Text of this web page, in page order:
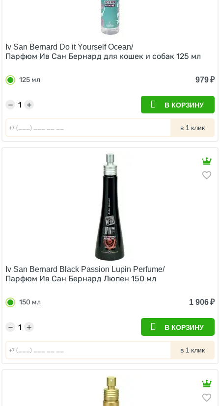
Iv San Bernard Do it Yourself Ocean/
Парфюм Ив Сан Бернард для кошек и собак 125 мл
125 мл 979₽
+
− В КОРЗИНУ
в 1 клик
Iv San Bernard Black Passion Lupin Perfume/
Парфюм Ив Сан Бернард Люпен 150 мл
150 мл 1 906₽
+
− В КОРЗИНУ
в 1 клик